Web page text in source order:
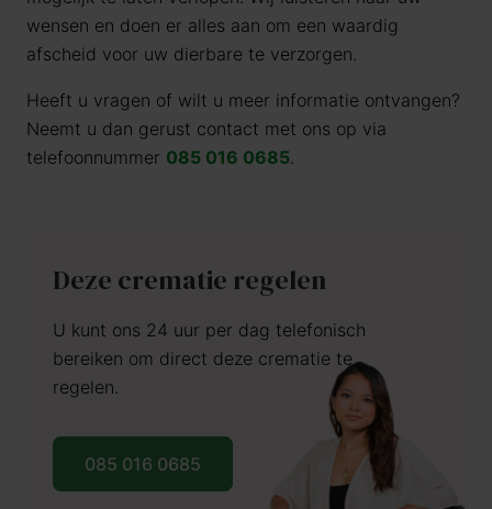
wensen en doen er alles aan om een waardig
afscheid voor uw dierbare te verzorgen.
Heeft u vragen of wilt u meer informatie ontvangen?
Neemt u dan gerust contact met ons op via
telefoonnummer 085 016 0685.
Deze crematie regelen
U kunt ons 24 uur per dag telefonisch
bereiken om direct deze crematie te
regelen.
085 016 0685